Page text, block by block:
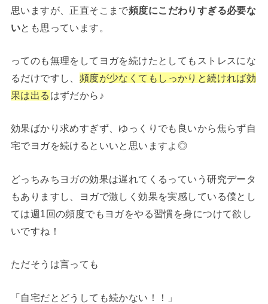
思いますが、正直そこまで頻度にこだわりすぎる必要な
いとも思っています。
ってのも無理をしてヨガを続けたとしてもストレスにな
るだけですし、 頻度が少なくてもしっかりと続ければ効
果は出る はずだから♪
効果ばかり求めすぎず、ゆっくりでも良いから焦らず自
宅でヨガを続けるといいと思いますよ◎
どっちみちヨガの効果は遅れてくるっていう研究データ
もありますし、ヨガで激しく効果を実感している僕とし
ては週1回の頻度でもヨガをやる習慣を身につけて欲し
いですね！
ただそうは言っても
「自宅だとどうしても続かない！！」